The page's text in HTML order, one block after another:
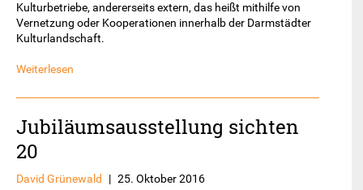
Kulturbetriebe, andererseits extern, das heißt mithilfe von
Vernetzung oder Kooperationen innerhalb der Darmstädter
Kulturlandschaft.
Weiterlesen
Jubiläumsausstellung sichten
20
David Grünewald | 25. Oktober 2016